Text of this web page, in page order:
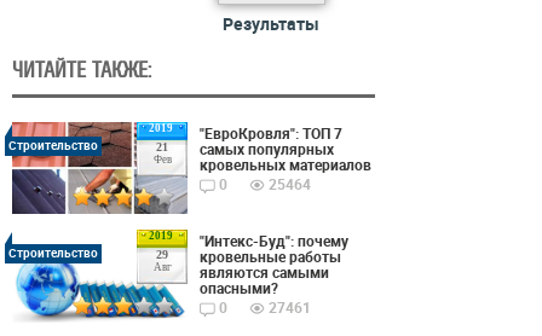
Результаты
ЧИТАЙТЕ ТАКЖЕ:
2019
21
Фев
Строительство
"ЕвроКровля": ТОП 7
самых популярных
кровельных материалов
0
25464
2019
29
Авг
Строительство
"Интекс-Буд": почему
кровельные работы
являются самыми
опасными?
0
27461